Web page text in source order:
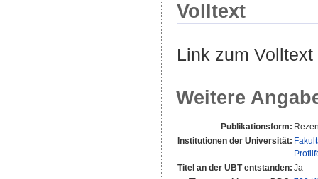
Volltext
Link zum
Weitere
Publikationsform:
Institutionen der Universität:
Titel an der UBT entstanden: Ja